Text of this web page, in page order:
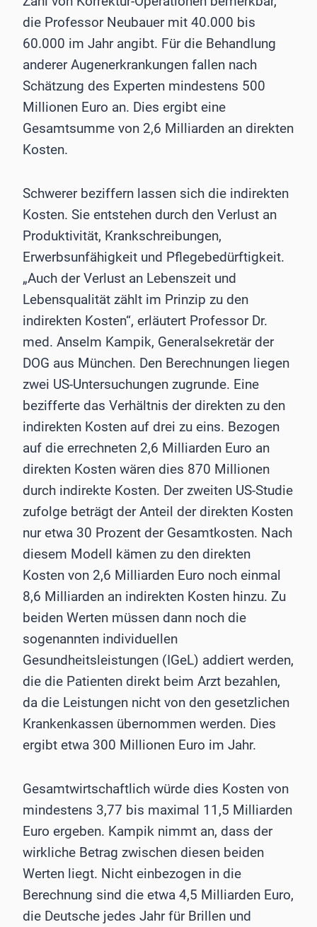
die Professor Neubauer mit 40.000 bis
60.000 im Jahr angibt. Für die Behandlung
anderer Augenerkrankungen fallen nach
Schätzung des Experten mindestens 500
Millionen Euro an. Dies ergibt eine
Gesamtsumme von 2,6 Milliarden an direkten
Kosten.
Schwerer beziffern lassen sich die indirekten
Kosten. Sie entstehen durch den Verlust an
Produktivität, Krankschreibungen,
Erwerbsunfähigkeit und Pflegebedürftigkeit.
„Auch der Verlust an Lebenszeit und
Lebensqualität zählt im Prinzip zu den
indirekten Kosten“, erläutert Professor Dr.
med. Anselm Kampik, Generalsekretär der
DOG aus München. Den Berechnungen liegen
zwei US-Untersuchungen zugrunde. Eine
bezifferte das Verhältnis der direkten zu den
indirekten Kosten auf drei zu eins. Bezogen
auf die errechneten 2,6 Milliarden Euro an
direkten Kosten wären dies 870 Millionen
durch indirekte Kosten. Der zweiten US-Studie
zufolge beträgt der Anteil der direkten Kosten
nur etwa 30 Prozent der Gesamtkosten. Nach
diesem Modell kämen zu den direkten
Kosten von 2,6 Milliarden Euro noch einmal
8,6 Milliarden an indirekten Kosten hinzu. Zu
beiden Werten müssen dann noch die
sogenannten individuellen
Gesundheitsleistungen (IGeL) addiert werden,
die die Patienten direkt beim Arzt bezahlen,
da die Leistungen nicht von den gesetzlichen
Krankenkassen übernommen werden. Dies
ergibt etwa 300 Millionen Euro im Jahr.
Gesamtwirtschaftlich würde dies Kosten von
mindestens 3,77 bis maximal 11,5 Milliarden
Euro ergeben. Kampik nimmt an, dass der
wirkliche Betrag zwischen diesen beiden
Werten liegt. Nicht einbezogen in die
Berechnung sind die etwa 4,5 Milliarden Euro,
die Deutsche jedes Jahr für Brillen und